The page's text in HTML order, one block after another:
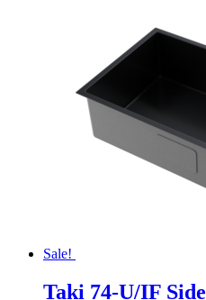
variants.
The
options
may
be
chosen
on
Sale!
Taki 74-U/IF Side